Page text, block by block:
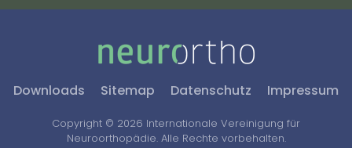
Downloads Sitemap Datenschutz Impressum
Copyright © 2026 Internationale Vereinigung für
Neuroorthopädie. Alle Rechte vorbehalten.